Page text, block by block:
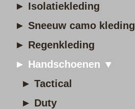
► Isolatiekleding
► Sneeuw camo kleding
► Regenkleding
► Handschoenen ▼
► Tactical
► Duty